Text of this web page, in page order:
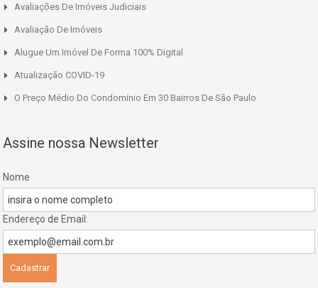
Avaliações De Imóveis Judiciais
Avaliação De Imóveis
Alugue Um Imóvel De Forma 100% Digital
Atualização COVID-19
O Preço Médio Do Condomínio Em 30 Bairros De São Paulo
Assine nossa Newsletter
Nome
Endereço de Email: